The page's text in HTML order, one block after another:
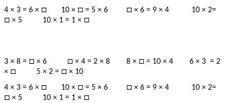
4 × 3 = 6 × □ 10 × □ = 5 × 6 □ × 6 = 9 × 4 10 × 2=
□ × 5 10 × 1 = 1 × □
3 × 8 = □ × 6 □ × 4 = 2 × 8 8 × □ = 10 × 4 6 × 3 = 2
× □ 5 × 2 = □ × 10
4 × 3 = 6 × □ 10 × □ = 5 × 6 □ × 6 = 9 × 4 10 × 2=
□ × 5 10 × 1 = 1 × □